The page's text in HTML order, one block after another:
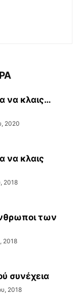
να κλαις…
2020
να κλαις
2018
των
2018
συνέχεια
2018